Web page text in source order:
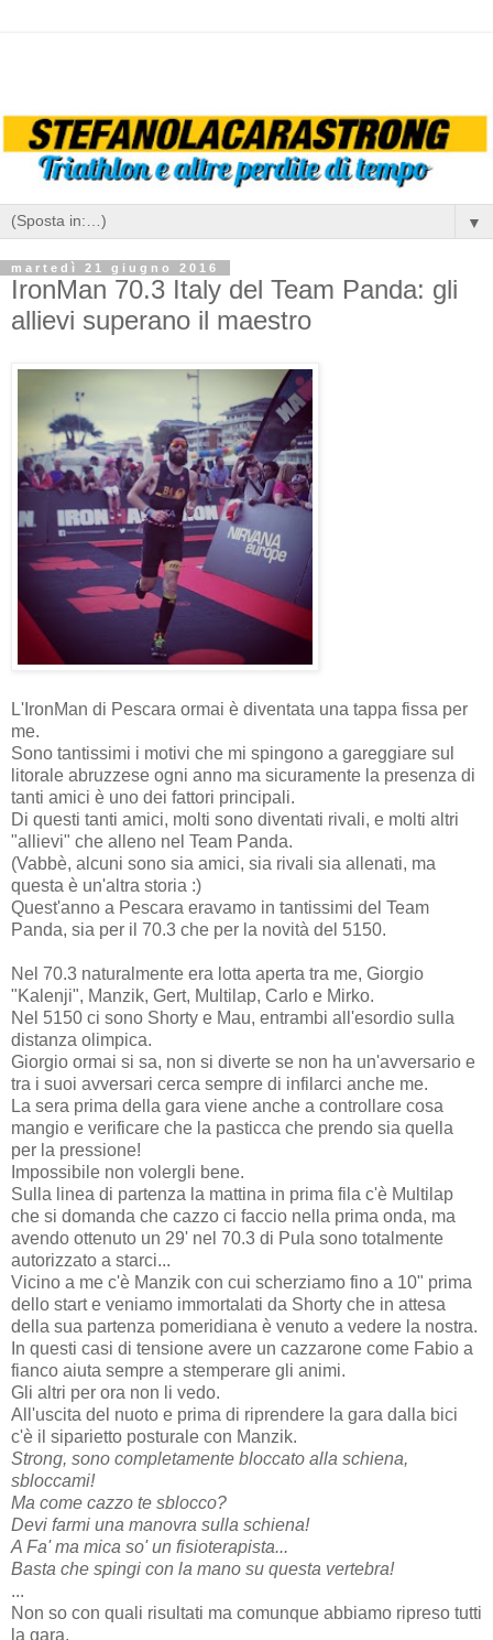
▼
martedì 21 giugno 2016
IronMan 70.3 Italy del Team Panda: gli
allievi superano il maestro
L'IronMan di Pescara ormai è diventata una tappa fissa per
me.
Sono tantissimi i motivi che mi spingono a gareggiare sul
litorale abruzzese ogni anno ma sicuramente la presenza di
tanti amici è uno dei fattori principali.
Di questi tanti amici, molti sono diventati rivali, e molti altri
"allievi" che alleno nel Team Panda.
(Vabbè, alcuni sono sia amici, sia rivali sia allenati, ma
questa è un'altra storia :)
Quest'anno a Pescara eravamo in tantissimi del Team
Panda, sia per il 70.3 che per la novità del 5150.
Nel 70.3 naturalmente era lotta aperta tra me, Giorgio
"Kalenji", Manzik, Gert, Multilap, Carlo e Mirko.
Nel 5150 ci sono Shorty e Mau, entrambi all'esordio sulla
distanza olimpica.
Giorgio ormai si sa, non si diverte se non ha un'avversario e
tra i suoi avversari cerca sempre di infilarci anche me.
La sera prima della gara viene anche a controllare cosa
mangio e verificare che la pasticca che prendo sia quella
per la pressione!
Impossibile non volergli bene.
Sulla linea di partenza la mattina in prima fila c'è Multilap
che si domanda che cazzo ci faccio nella prima onda, ma
avendo ottenuto un 29' nel 70.3 di Pula sono totalmente
autorizzato a starci...
Vicino a me c'è Manzik con cui scherziamo fino a 10" prima
dello start e veniamo immortalati da Shorty che in attesa
della sua partenza pomeridiana è venuto a vedere la nostra.
In questi casi di tensione avere un cazzarone come Fabio a
fianco aiuta sempre a stemperare gli animi.
Gli altri per ora non li vedo.
All'uscita del nuoto e prima di riprendere la gara dalla bici
c'è il siparietto posturale con Manzik.
Strong, sono completamente bloccato alla schiena,
sbloccami!
Ma come cazzo te sblocco?
Devi farmi una manovra sulla schiena!
A Fa' ma mica so' un fisioterapista...
Basta che spingi con la mano su questa vertebra!
...
Non so con quali risultati ma comunque abbiamo ripreso tutti
la gara.